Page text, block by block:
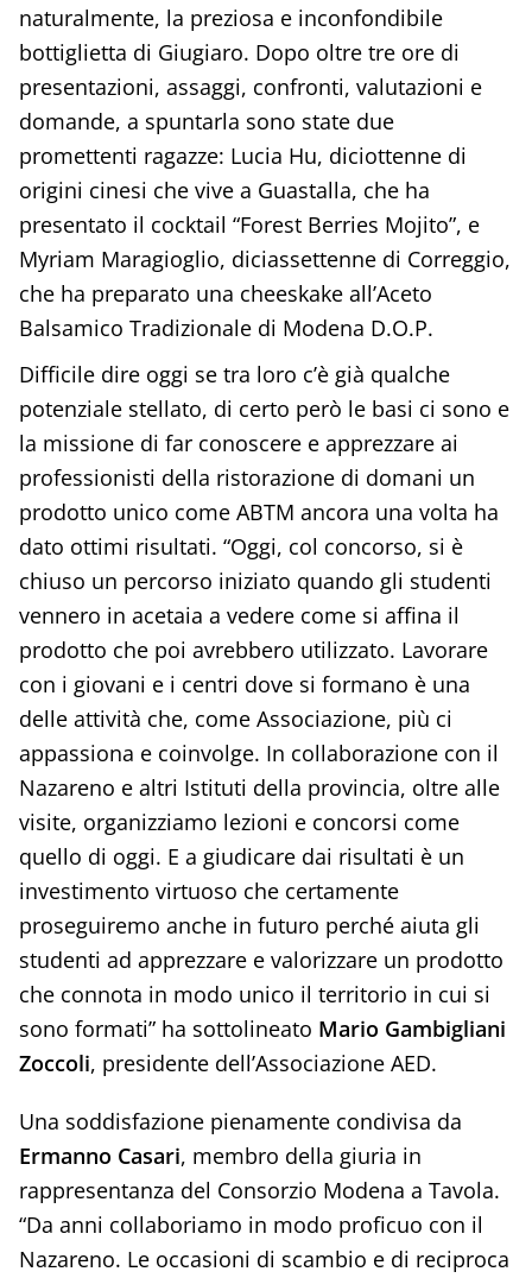
naturalmente, la preziosa e inconfondibile
bottiglietta di Giugiaro. Dopo oltre tre ore di
presentazioni, assaggi, confronti, valutazioni e
domande, a spuntarla sono state due
promettenti ragazze: Lucia Hu, diciottenne di
origini cinesi che vive a Guastalla, che ha
presentato il cocktail “Forest Berries Mojito”, e
Myriam Maragioglio, diciassettenne di Correggio,
che ha preparato una cheeskake all’Aceto
Balsamico Tradizionale di Modena D.O.P.
Difficile dire oggi se tra loro c’è già qualche
potenziale stellato, di certo però le basi ci sono e
la missione di far conoscere e apprezzare ai
professionisti della ristorazione di domani un
prodotto unico come ABTM ancora una volta ha
dato ottimi risultati. “Oggi, col concorso, si è
chiuso un percorso iniziato quando gli studenti
vennero in acetaia a vedere come si affina il
prodotto che poi avrebbero utilizzato. Lavorare
con i giovani e i centri dove si formano è una
delle attività che, come Associazione, più ci
appassiona e coinvolge. In collaborazione con il
Nazareno e altri Istituti della provincia, oltre alle
visite, organizziamo lezioni e concorsi come
quello di oggi. E a giudicare dai risultati è un
investimento virtuoso che certamente
proseguiremo anche in futuro perché aiuta gli
studenti ad apprezzare e valorizzare un prodotto
che connota in modo unico il territorio in cui si
sono formati” ha sottolineato Mario Gambigliani
Zoccoli, presidente dell’Associazione AED.
Una soddisfazione pienamente condivisa da
Ermanno Casari, membro della giuria in
rappresentanza del Consorzio Modena a Tavola.
“Da anni collaboriamo in modo proficuo con il
Nazareno. Le occasioni di scambio e di reciproca